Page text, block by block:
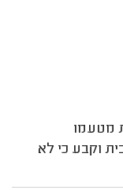
מטעמו
וקבע כי לא